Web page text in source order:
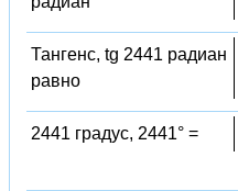
Тангенс, tg 2441 радиан
равно
2441 градус, 2441° =